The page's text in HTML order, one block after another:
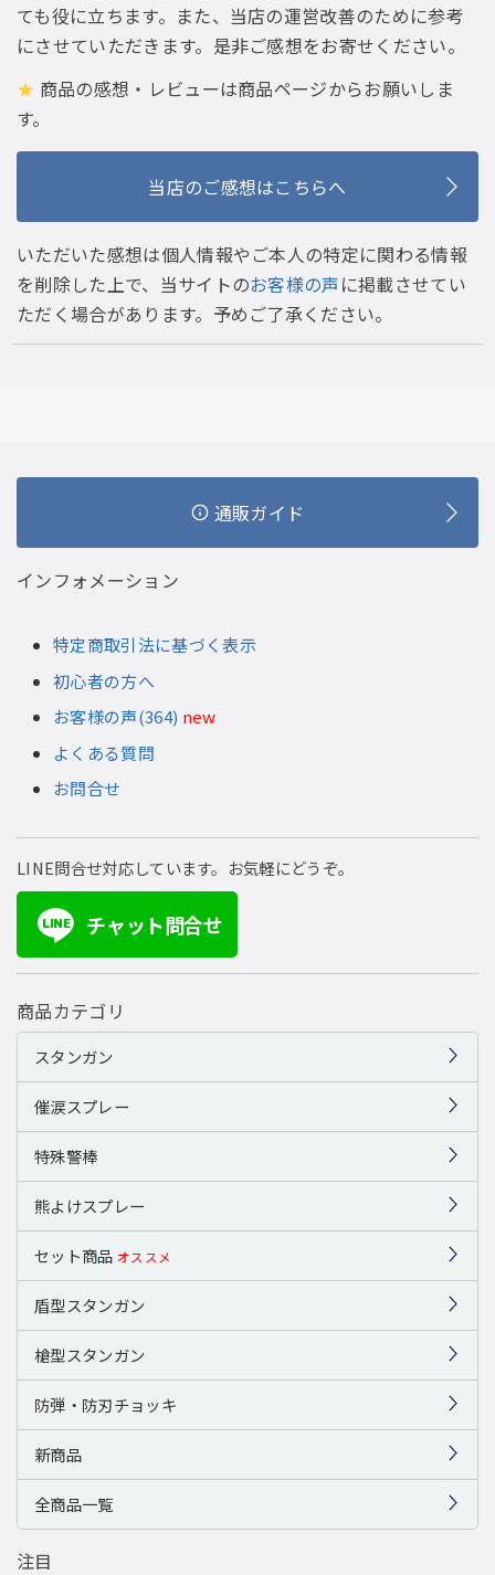
ても役に立ちます。また、当店の運営改善のために参考
にさせていただきます。是非ご感想をお寄せください。
★ 商品の感想・レビューは商品ページからお願いしま
す。
当店のご感想はこちらへ
いただいた感想は個人情報やご本人の特定に関わる情報
を削除した上で、当サイトのお客様の声に掲載させてい
ただく場合があります。予めご了承ください。
通販ガイド
インフォメーション
特定商取引法に基づく表示
初心者の方へ
お客様の声(364) new
よくある質問
お問合せ
LINE問合せ対応しています。お気軽にどうぞ。
LINE チャット問合せ
商品カテゴリ
スタンガン
催涙スプレー
特殊警棒
熊よけスプレー
セット商品 オススメ
盾型スタンガン
槍型スタンガン
防弾・防刃チョッキ
新商品
全商品一覧
注目